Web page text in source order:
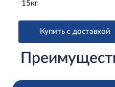
15кг
Купить с доставкой